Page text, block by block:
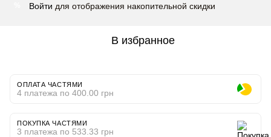
Войти для отображения накопительной скидки
В избранное
ОПЛАТА ЧАСТЯМИ
4 платежа по 400.00 грн
ПОКУПКА ЧАСТЯМИ
3 платежа по 533.33 грн